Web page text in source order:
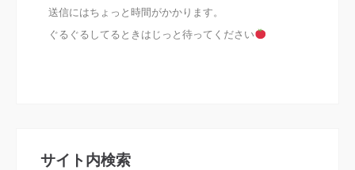
送信にはちょっと時間がかかります。
ぐるぐるしてるときはじっと待ってください
サイト内検索